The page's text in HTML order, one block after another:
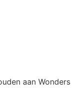
aan Wonders